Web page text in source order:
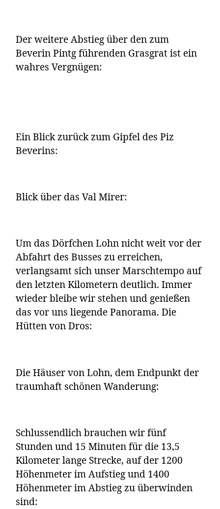
Der weitere Abstieg über den zum
Beverin Pintg führenden Grasgrat ist ein
wahres Vergnügen:
Ein Blick zurück zum Gipfel des Piz
Beverins:
Blick über das Val Mirer:
Um das Dörfchen Lohn nicht weit vor der
Abfahrt des Busses zu erreichen,
verlangsamt sich unser Marschtempo auf
den letzten Kilometern deutlich. Immer
wieder bleibe wir stehen und genießen
das vor uns liegende Panorama. Die
Hütten von Dros:
Die Häuser von Lohn, dem Endpunkt der
traumhaft schönen Wanderung:
Schlussendlich brauchen wir fünf
Stunden und 15 Minuten für die 13,5
Kilometer lange Strecke, auf der 1200
Höhenmeter im Aufstieg und 1400
Höhenmeter im Abstieg zu überwinden
sind: